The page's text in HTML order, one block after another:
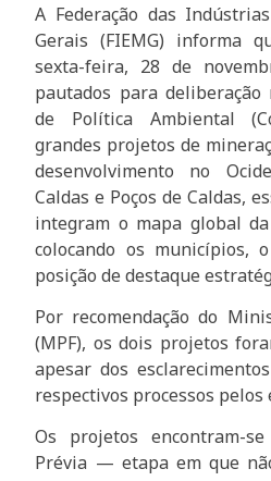
A Federação das
Gerais (FIEMG) informa
sexta-feira, 28 de
pautados para deliberação
de Política Ambiental
grandes projetos de
desenvolvimento no
Caldas e Poços de Caldas,
integram o mapa global
colocando os municípios,
posição de destaque
Por recomendação do
(MPF), os dois projetos
apesar dos
respectivos processos pelos
Os projetos encontram-
Prévia — etapa em que